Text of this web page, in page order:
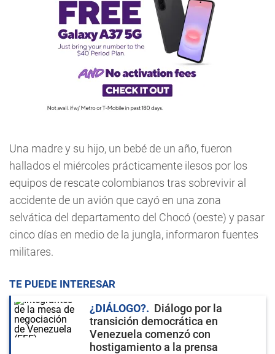
Una madre y su hijo, un bebé de un año, fueron
hallados el miércoles prácticamente ilesos por los
equipos de rescate colombianos tras sobrevivir al
accidente de un avión que cayó en una zona
selvática del departamento del Chocó (oeste) y pasar
cinco días en medio de la jungla, informaron fuentes
militares.
TE PUEDE INTERESAR
¿DIÁLOGO?
Diálogo por la
transición democrática en
Venezuela comenzó con
hostigamiento a la prensa